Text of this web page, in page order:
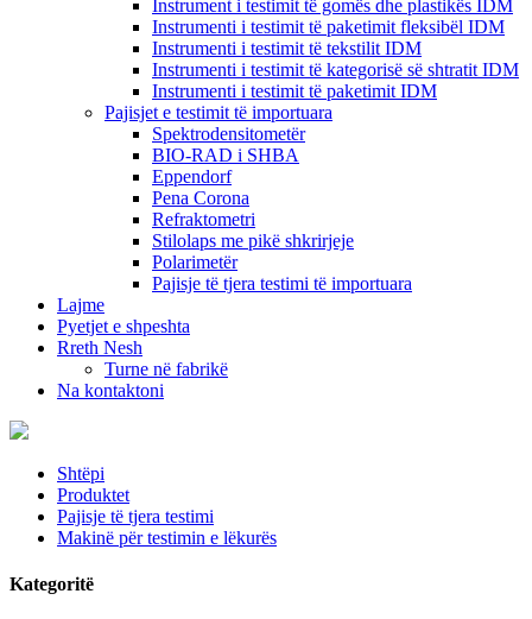
Instrument i testimit të gomës dhe plastikës IDM
Instrumenti i testimit të paketimit fleksibël IDM
Instrumenti i testimit të tekstilit IDM
Instrumenti i testimit të kategorisë së shtratit IDM
Instrumenti i testimit të paketimit IDM
Pajisjet e testimit të importuara
Spektrodensitometër
BIO-RAD i SHBA
Eppendorf
Pena Corona
Refraktometri
Stilolaps me pikë shkrirjeje
Polarimetër
Pajisje të tjera testimi të importuara
Lajme
Pyetjet e shpeshta
Rreth Nesh
Turne në fabrikë
Na kontaktoni
Shtëpi
Produktet
Pajisje të tjera testimi
Makinë për testimin e lëkurës
Kategoritë